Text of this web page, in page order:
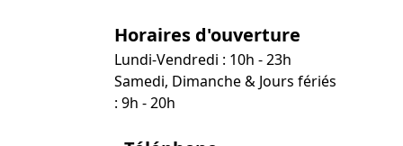
Horaires d'ouverture
Lundi-Vendredi : 10h - 23h
Samedi, Dimanche & Jours fériés
: 9h - 20h